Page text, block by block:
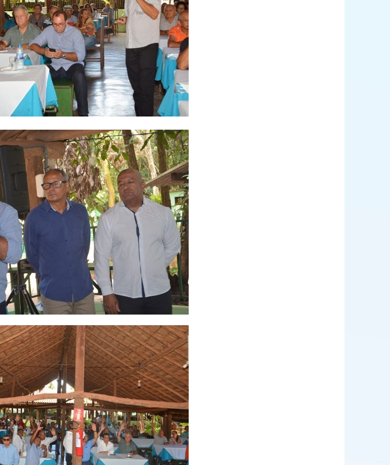
Reformados
e
Pensionistas
do
Tocantins